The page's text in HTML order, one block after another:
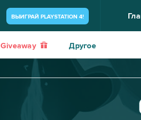
ВЫИГРАЙ PLAYSTATION 4!
Giveaway Другое